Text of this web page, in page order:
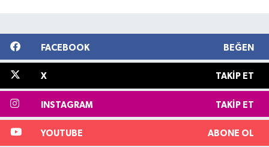
FACEBOOK BEĞEN
X TAKIP ET
INSTAGRAM TAKIP ET
YOUTUBE ABONE OL